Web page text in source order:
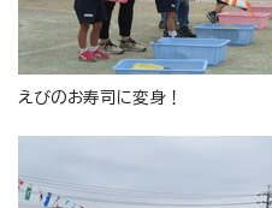
えびのお寿司に変身！